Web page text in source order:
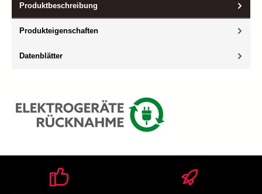
Produktbeschreibung
Produkteigenschaften
Datenblätter